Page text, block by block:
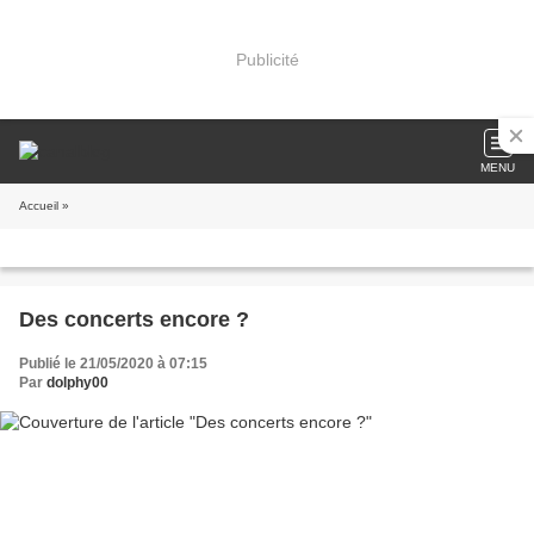
Publicité
MENU
Accueil »
Des concerts encore ?
Publié le 21/05/2020 à 07:15
Par dolphy00